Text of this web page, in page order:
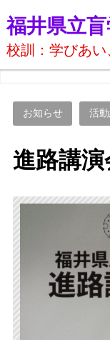
福井県立
校訓：学びあ
お知らせ 活
進路講